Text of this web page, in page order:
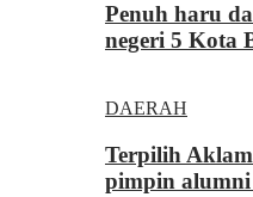
Penuh haru
negeri 5 Kota
DAERAH
Terpilih
pimpin